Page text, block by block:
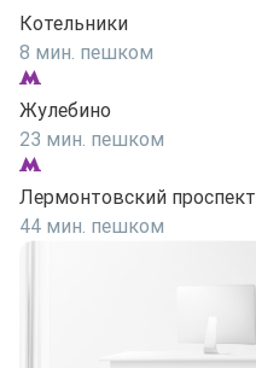
Котельники
8 мин. пешком
Жулебино
23 мин. пешком
Лермонтовский проспект
44 мин. пешком